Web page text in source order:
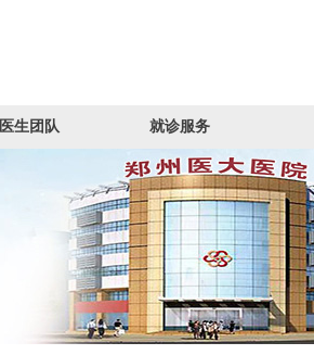
医生团队 就诊服务